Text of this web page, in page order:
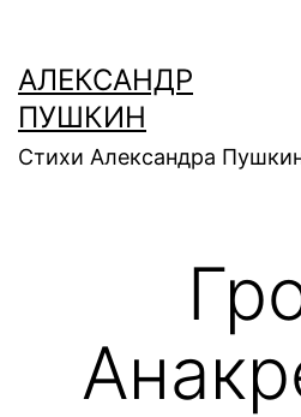
содержимому
АЛЕКСАНДР
ПУШКИН
Стихи Александра